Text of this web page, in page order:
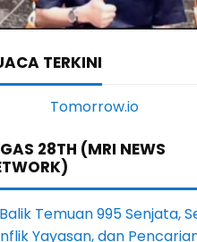
TERKINI
28TH (MRI NEWS
Temuan 995 Senjata,
Yayasan, dan